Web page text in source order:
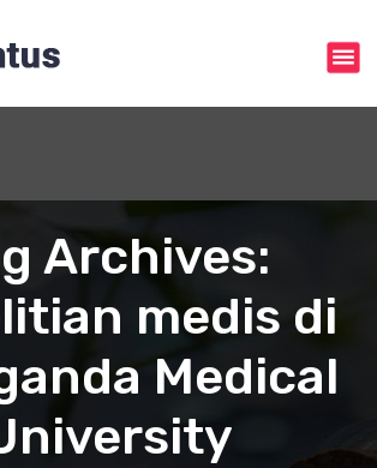
Archives:
medis di
Medical